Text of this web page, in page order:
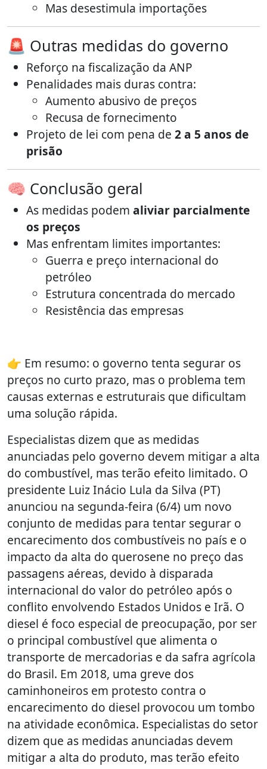
Mas desestimula importações
🚨 Outras medidas do governo
Reforço na fiscalização da ANP
Penalidades mais duras contra:
Aumento abusivo de preços
Recusa de fornecimento
Projeto de lei com pena de 2 a 5 anos de
prisão
🧠 Conclusão geral
As medidas podem aliviar parcialmente
os preços
Mas enfrentam limites importantes:
Guerra e preço internacional do
petróleo
Estrutura concentrada do mercado
Resistência das empresas
👉 Em resumo: o governo tenta segurar os
preços no curto prazo, mas o problema tem
causas externas e estruturais que dificultam
uma solução rápida.
Especialistas dizem que as medidas
anunciadas pelo governo devem mitigar a alta
do combustível, mas terão efeito limitado. O
presidente Luiz Inácio Lula da Silva (PT)
anunciou na segunda-feira (6/4) um novo
conjunto de medidas para tentar segurar o
encarecimento dos combustíveis no país e o
impacto da alta do querosene no preço das
passagens aéreas, devido à disparada
internacional do valor do petróleo após o
conflito envolvendo Estados Unidos e Irã. O
diesel é foco especial de preocupação, por ser
o principal combustível que alimenta o
transporte de mercadorias e da safra agrícola
do Brasil. Em 2018, uma greve dos
caminhoneiros em protesto contra o
encarecimento do diesel provocou um tombo
na atividade econômica. Especialistas do setor
dizem que as medidas anunciadas devem
mitigar a alta do produto, mas terão efeito